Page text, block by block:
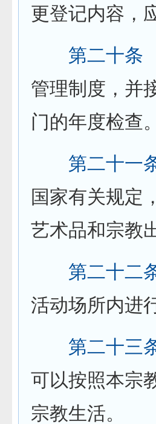
更登记内容，
第二十条
管理制度，并
门的年度检查。
第二十一
国家有关规定
艺术品和宗教
第二十二
活动场所内进
第二十三
可以按照本宗
宗教生活。